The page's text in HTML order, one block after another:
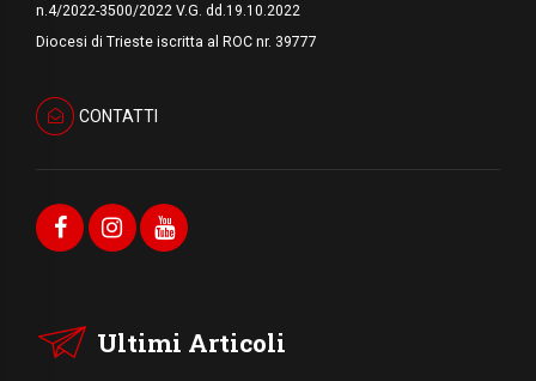
n.4/2022-3500/2022 V.G. dd.19.10.2022
Diocesi di Trieste iscritta al ROC nr. 39777
CONTATTI
Ultimi Articoli